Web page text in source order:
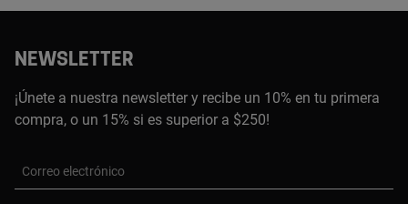
NEWSLETTER
¡Únete a nuestra newsletter y recibe un 10% en tu primera
compra, o un 15% si es superior a $250!
Correo electrónico